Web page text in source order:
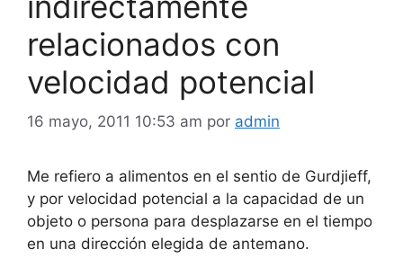
relacionados con
velocidad potencial
16 mayo, 2011 10:53 am por admin
Me refiero a alimentos en el sentio de Gurdjieff,
y por velocidad potencial a la capacidad de un
objeto o persona para desplazarse en el tiempo
en una dirección elegida de antemano.